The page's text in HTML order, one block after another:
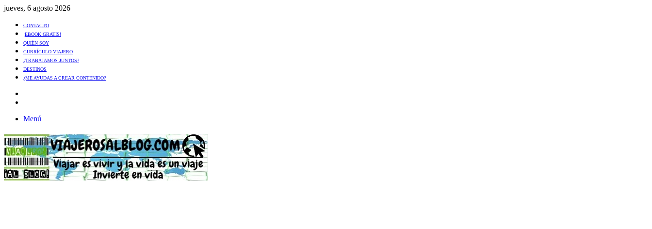
jueves, 6 agosto 2026
CONTACTO
¡EBOOK GRATIS!
QUIÉN SOY
CURRÍCULO VIAJERO
¿TRABAJAMOS JUNTOS?
DESTINOS
¿ME AYUDAS A CREAR CONTENIDO?
Menú